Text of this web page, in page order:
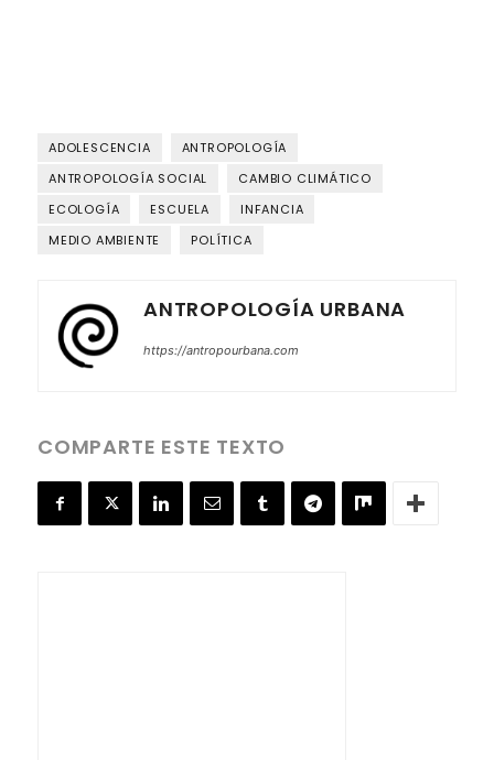
ADOLESCENCIA
ANTROPOLOGÍA
ANTROPOLOGÍA SOCIAL
CAMBIO CLIMÁTICO
ECOLOGÍA
ESCUELA
INFANCIA
MEDIO AMBIENTE
POLÍTICA
ANTROPOLOGÍA URBANA
https://antropourbana.com
COMPARTE ESTE TEXTO